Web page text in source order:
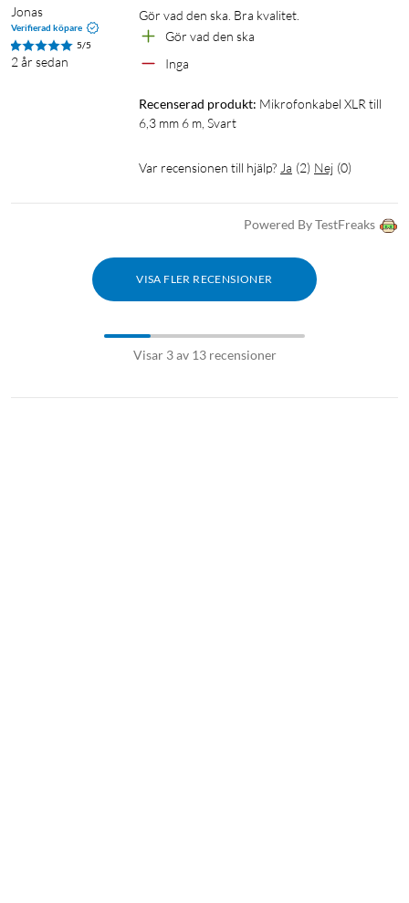
Jonas
Verifierad köpare
5/5
2 år sedan
Gör vad den ska. Bra kvalitet.
Gör vad den ska
Inga
Recenserad produkt: Mikrofonkabel XLR till
6,3 mm 6 m, Svart
Var recensionen till hjälp? Ja (2) Nej (0)
Powered By TestFreaks
VISA FLER RECENSIONER
Visar 3 av 13 recensioner